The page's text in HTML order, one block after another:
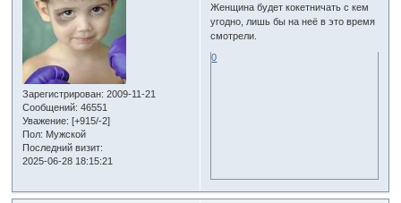
Зарегистрирован: 2009-11-21
Сообщений: 46551
Уважение: [+915/-2]
Пол: Мужской
Последний визит:
2025-06-28 18:15:21
Женщина будет кокетничать с кем
угодно, лишь бы на неё в это время
смотрели.
0